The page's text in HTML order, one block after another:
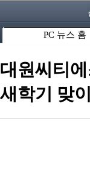
PC 뉴스 홈
대원씨티
새학기 맞